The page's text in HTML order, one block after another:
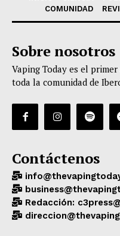
COMUNIDAD
Sobre nosotros
Vaping Today es el
toda la comunidad de
Contáctenos
Redacción: